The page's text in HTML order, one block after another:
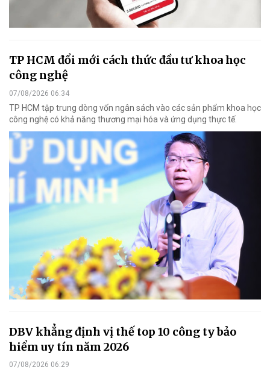
TP HCM đổi mới cách thức đầu tư khoa học
công nghệ
07/08/2026 06:34
TP HCM tập trung dòng vốn ngân sách vào các sản phẩm khoa học
công nghệ có khả năng thương mại hóa và ứng dụng thực tế.
DBV khẳng định vị thế top 10 công ty bảo
hiểm uy tín năm 2026
07/08/2026 06:29